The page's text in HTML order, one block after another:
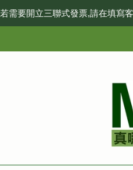
若需要開立三聯式發票,請在填寫